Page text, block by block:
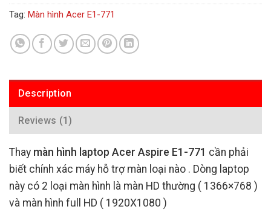
Tag: Màn hình Acer E1-771
Description
Reviews (1)
Thay màn hình laptop Acer Aspire E1-771 cần phải
biết chính xác máy hỗ trợ màn loại nào . Dòng laptop
này có 2 loại màn hình là màn HD thường ( 1366×768 )
và màn hình full HD ( 1920X1080 )